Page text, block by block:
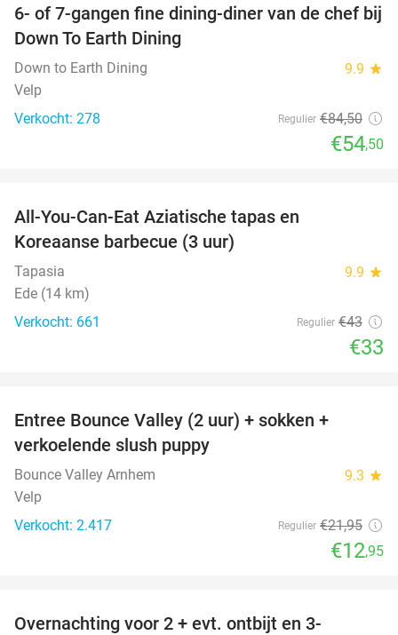
36%
6- of 7-gangen fine dining-diner van de chef bij
Down To Earth Dining
Down to Earth Dining 9.9 star
Velp
Verkocht: 278
Regulier €84,50
€54,50
All-You-Can-Eat Aziatische tapas en
Koreaanse barbecue (3 uur)
Tapasia 9.9 star
Ede (14 km)
Verkocht: 661
Regulier €43
€33
Entree Bounce Valley (2 uur) + sokken +
verkoelende slush puppy
Bounce Valley Arnhem 9.3 star
Velp
Verkocht: 2.417
Regulier €21,95
€12,95
Overnachting voor 2 + evt. ontbijt en 3-